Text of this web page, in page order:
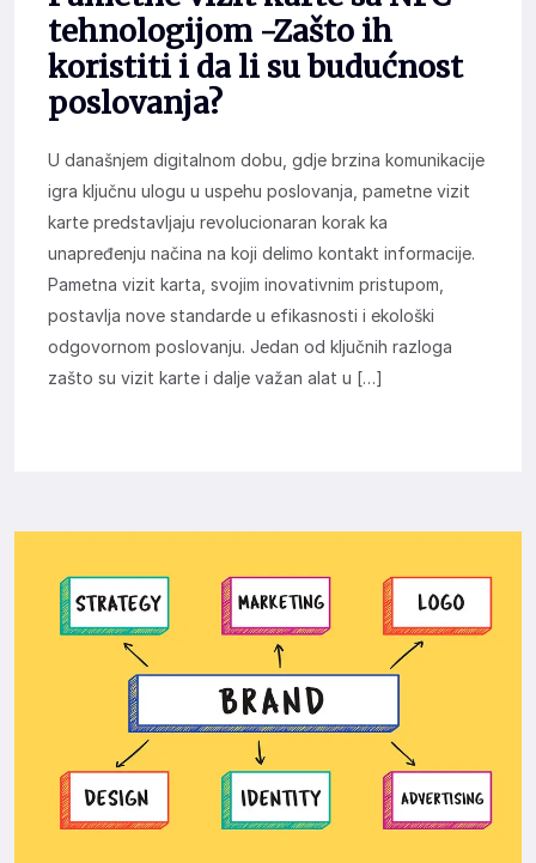
tehnologijom -Zašto ih
koristiti i da li su budućnost
poslovanja?
U današnjem digitalnom dobu, gdje brzina komunikacije
igra ključnu ulogu u uspehu poslovanja, pametne vizit
karte predstavljaju revolucionaran korak ka
unapređenju načina na koji delimo kontakt informacije.
Pametna vizit karta, svojim inovativnim pristupom,
postavlja nove standarde u efikasnosti i ekološki
odgovornom poslovanju. Jedan od ključnih razloga
zašto su vizit karte i dalje važan alat u […]